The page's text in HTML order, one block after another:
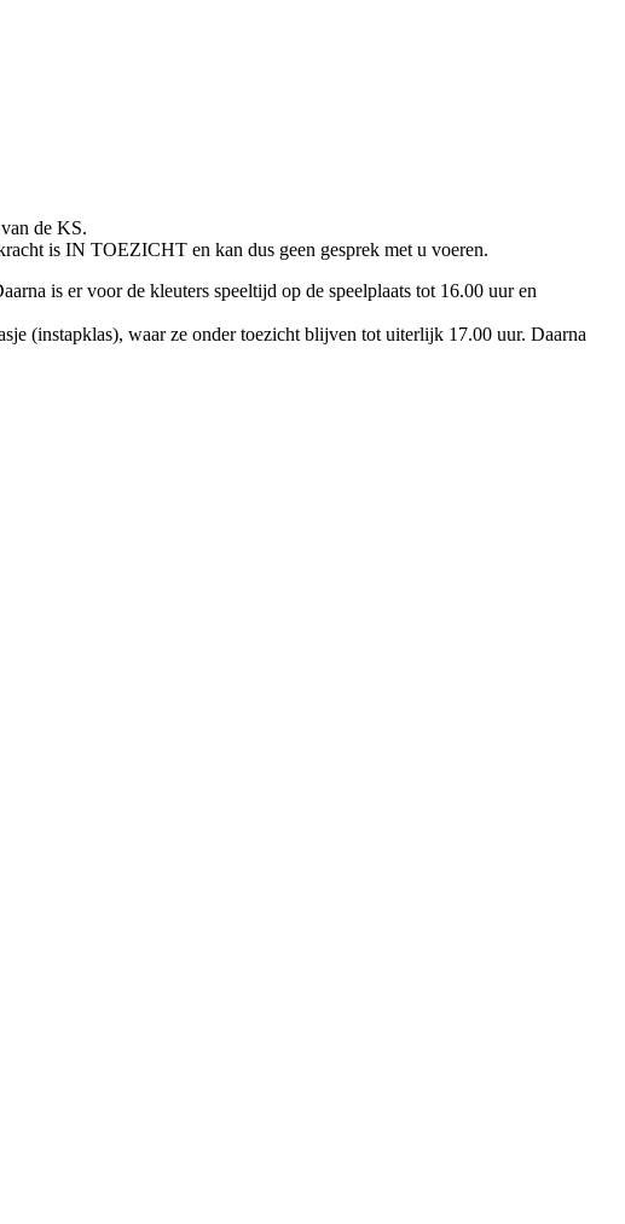
de KS.
is IN TOEZICHT en kan dus geen gesprek met u voeren.
is er voor de kleuters speeltijd op de speelplaats tot 16.00 uur en
(instapklas), waar ze onder toezicht blijven tot uiterlijk 17.00 uur. Daarna